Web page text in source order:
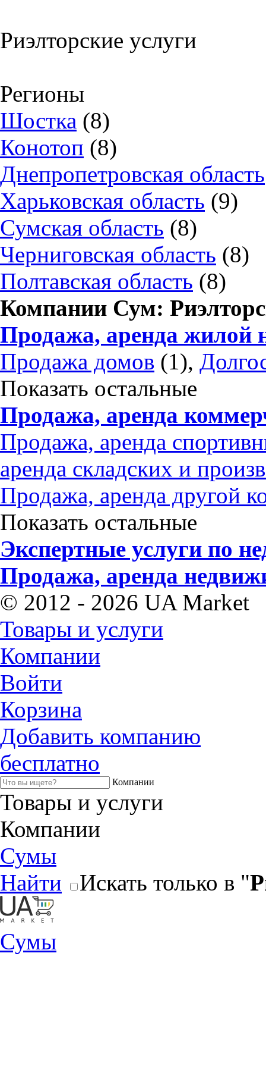
Риэлторские услуги
Регионы
Шостка (8)
Конотоп (8)
Днепропетровская область
Харьковская область (9)
Сумская область (8)
Черниговская область (8)
Полтавская область (8)
Компании Сум:
Продажа, аренда жилой
Продажа домов (1),
Показать остальные
Продажа, аренда
Продажа, аренда
аренда складских и
Продажа, аренда другой
Показать остальные
Экспертные услуги по
Продажа, аренда
© 2012 - 2026 UA Market
Товары и услуги
Компании
Войти
Корзина
Добавить компанию
бесплатно
Компании
Товары и услуги
Компании
Сумы
Найти
Искать только в "
Сумы